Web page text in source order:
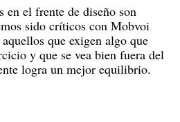
en el frente de diseño son
sido críticos con Mobvoi
que exigen algo que
y que se vea bien fuera del
logra un mejor equilibrio.